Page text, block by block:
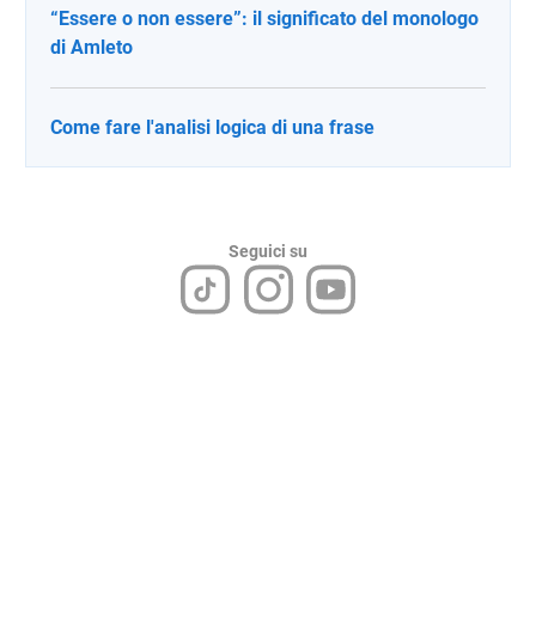
“Essere o non essere”: il significato del monologo
di Amleto
Come fare l'analisi logica di una frase
Seguici su